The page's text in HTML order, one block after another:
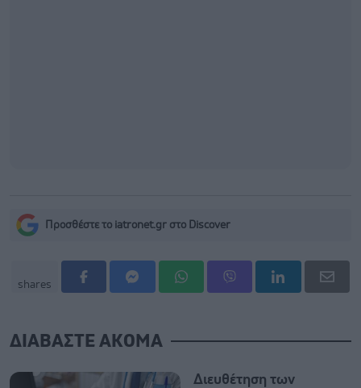
Προσθέστε το iatronet.gr στο Discover
shares
ΔΙΑΒΑΣΤΕ ΑΚΟΜΑ
Διευθέτηση των